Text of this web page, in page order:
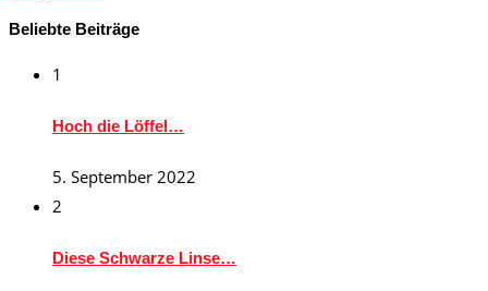
Beliebte Beiträge
1
Hoch die Löffel…
5. September 2022
2
Diese Schwarze Linse…